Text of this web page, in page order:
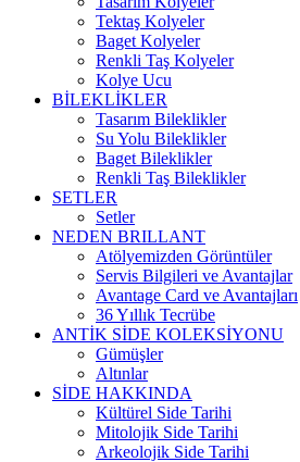
Tektaş Kolyeler
Baget Kolyeler
Renkli Taş Kolyeler
Kolye Ucu
BİLEKLİKLER
Tasarım Bileklikler
Su Yolu Bileklikler
Baget Bileklikler
Renkli Taş Bileklikler
SETLER
Setler
NEDEN BRILLANT
Atölyemizden Görüntüler
Servis Bilgileri ve Avantajlar
Avantage Card ve Avantajları
36 Yıllık Tecrübe
ANTİK SİDE KOLEKSİYONU
Gümüşler
Altınlar
SİDE HAKKINDA
Kültürel Side Tarihi
Mitolojik Side Tarihi
Arkeolojik Side Tarihi